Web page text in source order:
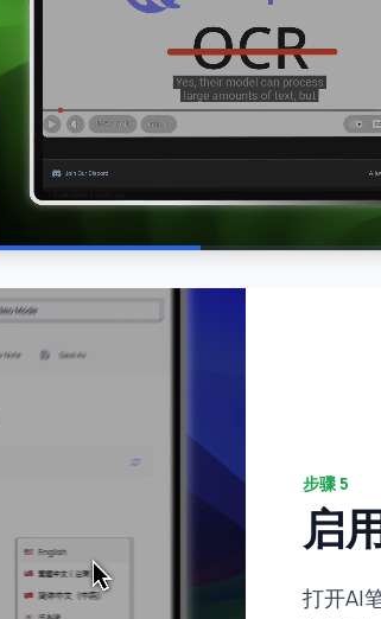
步骤5
启
打开AI